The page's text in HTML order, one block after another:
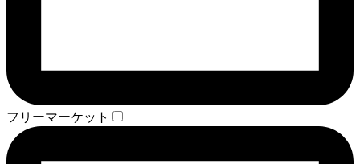
フリーマーケット